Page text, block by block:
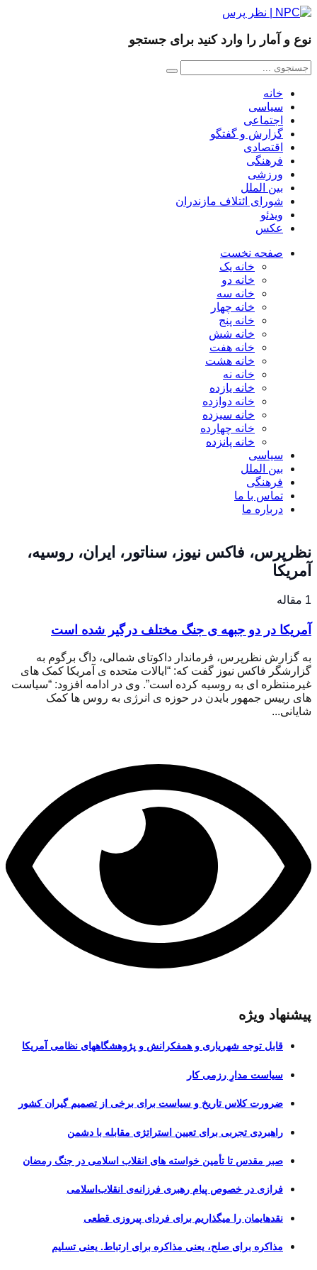
نوع و آمار را وارد کنید برای جستجو
خانه
سیاسی
اجتماعی
گزارش و گفتگو
اقتصادی
فرهنگی
ورزشی
بین الملل
شورای ائتلاف مازندران
ویدئو
عکس
صفحه نخست
خانه یک
خانه دو
خانه سه
خانه چهار
خانه پنج
خانه شش
خانه هفت
خانه هشت
خانه نه
خانه یازده
خانه دوازده
خانه سیزده
خانه چهارده
خانه پانزده
سیاسی
بین الملل
فرهنگی
تماس با ما
درباره ما
نظرپرس، فاکس نیوز، سناتور، ایران، روسیه،
آمریکا
1 مقاله
آمریکا در دو جبهه ی جنگ مختلف درگیر شده است
به گزارش نظرپرس، فرماندار داکوتای شمالی، داگ برگوم به
گزارشگر فاکس نیوز گفت که: “ایالات متحده ی آمریکا کمک های
غیرمنتظره ای به روسیه کرده است”. وی در ادامه افزود: “سیاست
های رییس جمهور بایدن در حوزه ی انرژی به روس ها کمک
شایانی...
پیشنهاد ویژه
قابل توجه شهریاری و همفکرانش و پژوهشگاههای نظامی آمریکا
سیاست مدارِ رزمی کار
ضرورت کلاس تاریخ و سیاست برای برخی از تصمیم گیران کشور
راهبردی تجربی برای تعیین استراتژی مقابله با دشمن
صبر مقدس تا تأمین خواسته های انقلاب اسلامی در جنگ رمضان
فرازی در خصوص پیام رهبری فرزانه‌ی انقلاب‌اسلامی
نقدهایمان را میگذاریم برای فردای پیروزی قطعی
مذاکره برای صلح، یعنی مذاکره برای ارتباط. یعنی تسلیم